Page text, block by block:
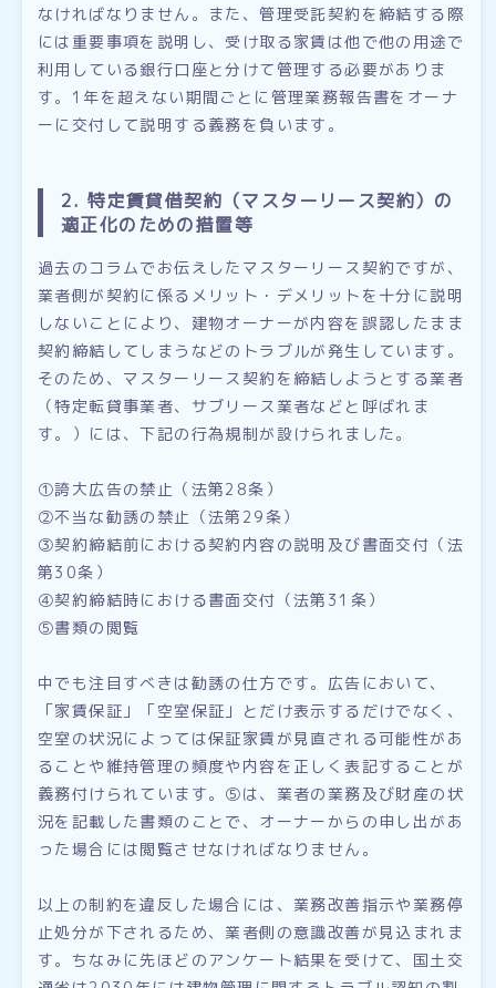
なければなりません。また、管理受託契約を締結する際
には重要事項を説明し、受け取る家賃は他で他の用途で
利用している銀行口座と分けて管理する必要がありま
す。1年を超えない期間ごとに管理業務報告書をオーナ
ーに交付して説明する義務を負います。
2. 特定賃貸借契約（マスターリース契約）の
適正化のための措置等
過去のコラムでお伝えしたマスターリース契約ですが、
業者側が契約に係るメリット・デメリットを十分に説明
しないことにより、建物オーナーが内容を誤認したまま
契約締結してしまうなどのトラブルが発生しています。
そのため、マスターリース契約を締結しようとする業者
（特定転貸事業者、サブリース業者などと呼ばれま
す。）には、下記の行為規制が設けられました。
①誇大広告の禁止（法第28条）
②不当な勧誘の禁止（法第29条）
③契約締結前における契約内容の説明及び書面交付（法
第30条）
④契約締結時における書面交付（法第31条）
⑤書類の閲覧
中でも注目すべきは勧誘の仕方です。広告において、
「家賃保証」「空室保証」とだけ表示するだけでなく、
空室の状況によっては保証家賃が見直される可能性があ
ることや維持管理の頻度や内容を正しく表記することが
義務付けられています。⑤は、業者の業務及び財産の状
況を記載した書類のことで、オーナーからの申し出があ
った場合には閲覧させなければなりません。
以上の制約を違反した場合には、業務改善指示や業務停
止処分が下されるため、業者側の意識改善が見込まれま
す。ちなみに先ほどのアンケート結果を受けて、国土交